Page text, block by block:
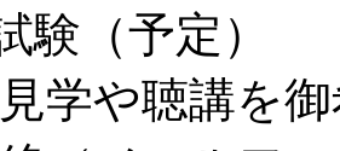
験（予定）
学や聴講を御